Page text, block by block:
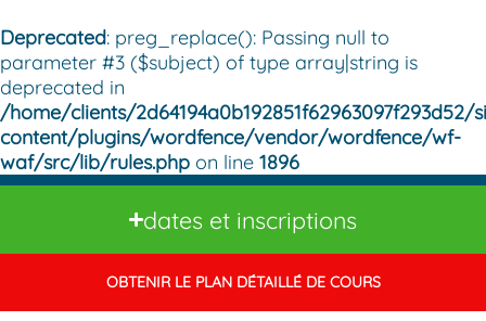
Deprecated: preg_replace(): Passing null to
parameter #3 ($subject) of type array|string is
deprecated in
/home/clients/
content/plugins/wordfence/vendor/wordfence/wf-
waf/src/lib/rules.php on line 1896
dates et inscriptions
OBTENIR LE PLAN DÉTAILLÉ DE COURS